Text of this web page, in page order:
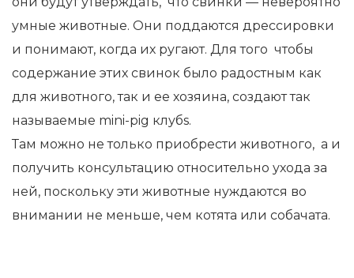
умные животные. Они поддаются дрессировки
и понимают, когда их ругают. Для того чтобы
содержание этих свинок было радостным как
для животного, так и ее хозяина, создают так
называемые mini-pig клубs.
Там можно не только приобрести животного, а и
получить консультацию относительно ухода за
ней, поскольку эти животные нуждаются во
внимании не меньше, чем котята или собачата.